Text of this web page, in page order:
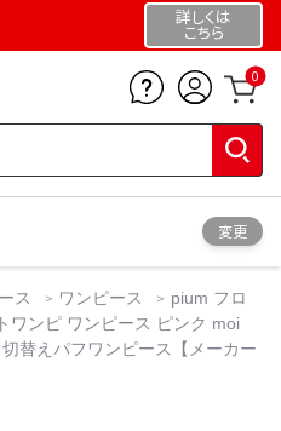
詳しくは
こちら
0
変更
ス ワンピース
pium フロ
ワンピ ワンピース ピンク moi
替えパフワンピース【メーカー